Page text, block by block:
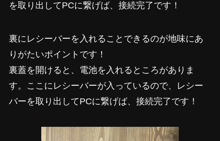
を取り出してPCに繋げば、接続完了です！
裏にレシーバーを入れることできるのが地味にあ
りがたいポイントです！
裏蓋を開けると、電池を入れるところがありま
す。ここにレシーバーが入っているので、レシー
バーを取り出してPCに繋げば、接続完了です！